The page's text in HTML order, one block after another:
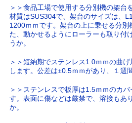
＞＞食品工場で使用する分別機の架台
材質はSUS304で、架台のサイズは、
1200ｍｍです。架台の上に乗せる分別
た、動かせるようにローラーも取り付
うか。
＞＞短納期でステンレス1.0ｍｍの曲
します。公差は±0.5ｍｍがあり、１週
＞＞ステンレスで板厚は1.5ｍｍのカ
す。表面に傷などは厳禁で、溶接もあ
か。